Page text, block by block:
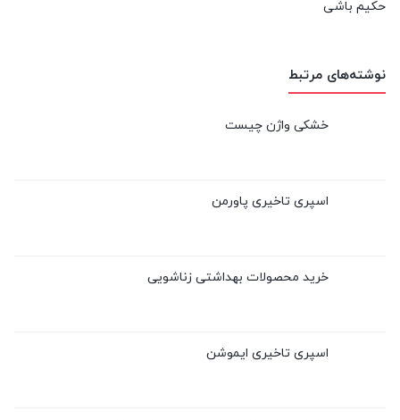
حکیم باشی
نوشته‌های مرتبط
خشکی واژن چیست
اسپری تاخیری پاورمن
خرید محصولات بهداشتی زناشویی
اسپری تاخیری ایموشن